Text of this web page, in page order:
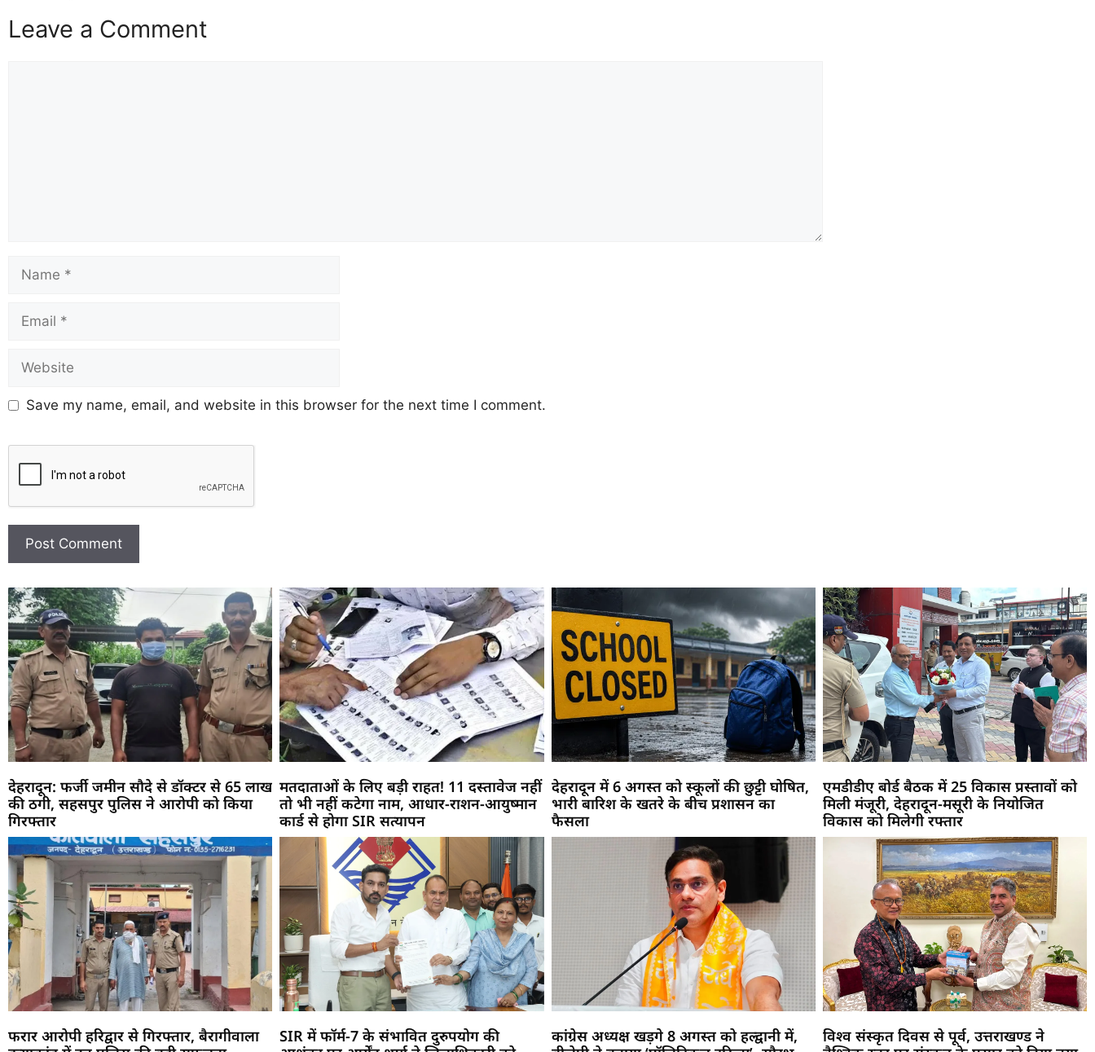
Leave a Comment
Save my name, email, and website in this browser for the next time I comment.
देहरादून: फर्जी जमीन सौदे से डॉक्टर से 65 लाख
की ठगी, सहसपुर पुलिस ने आरोपी को किया
गिरफ्तार
मतदाताओं के लिए बड़ी राहत! 11 दस्तावेज नहीं
तो भी नहीं कटेगा नाम, आधार-राशन-आयुष्मान
कार्ड से होगा SIR सत्यापन
देहरादून में 6 अगस्त को स्कूलों की छुट्टी घोषित,
भारी बारिश के खतरे के बीच प्रशासन का
फैसला
एमडीडीए बोर्ड बैठक में 25 विकास प्रस्तावों को
मिली मंजूरी, देहरादून-मसूरी के नियोजित
विकास को मिलेगी रफ्तार
फरार आरोपी हरिद्वार से गिरफ्तार, बैरागीवाला
SIR में फॉर्म-7 के संभावित दुरुपयोग की
कांग्रेस अध्यक्ष खड़गे 8 अगस्त को हल्द्वानी में,
विश्व संस्कृत दिवस से पूर्व, उत्तराखण्ड ने